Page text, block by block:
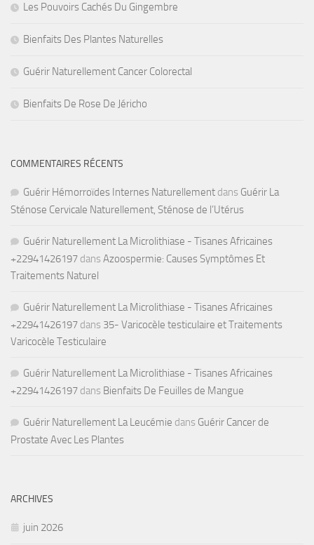
Les Pouvoirs Cachés Du Gingembre
Bienfaits Des Plantes Naturelles
Guérir Naturellement Cancer Colorectal
Bienfaits De Rose De Jéricho
COMMENTAIRES RÉCENTS
Guérir Hémorroïdes Internes Naturellement dans Guérir La
Sténose Cervicale Naturellement, Sténose de l’Utérus
Guérir Naturellement La Microlithiase - Tisanes Africaines
+22941426197 dans Azoospermie: Causes Symptômes Et
Traitements Naturel
Guérir Naturellement La Microlithiase - Tisanes Africaines
+22941426197 dans 35- Varicocèle testiculaire et Traitements
Varicocèle Testiculaire
Guérir Naturellement La Microlithiase - Tisanes Africaines
+22941426197 dans Bienfaits De Feuilles de Mangue
Guérir Naturellement La Leucémie dans Guérir Cancer de
Prostate Avec Les Plantes
ARCHIVES
juin 2026